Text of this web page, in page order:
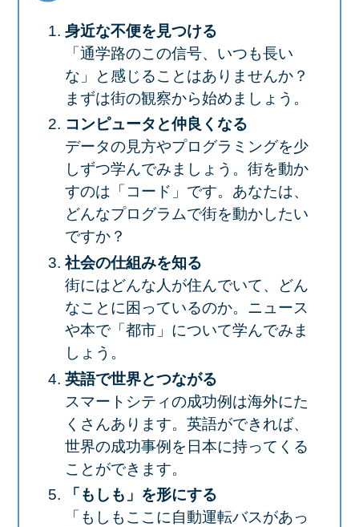
身近な不便を見つける
「通学路のこの信号、いつも長い
な」と感じることはありませんか？
まずは街の観察から始めましょう。
コンピュータと仲良くなる
データの見方やプログラミングを少
しずつ学んでみましょう。街を動か
すのは「コード」です。あなたは、
どんなプログラムで街を動かしたい
ですか？
社会の仕組みを知る
街にはどんな人が住んでいて、どん
なことに困っているのか。ニュース
や本で「都市」について学んでみま
しょう。
英語で世界とつながる
スマートシティの成功例は海外にた
くさんあります。英語ができれば、
世界の成功事例を日本に持ってくる
ことができます。
「もしも」を形にする
「もしもここに自動運転バスがあっ